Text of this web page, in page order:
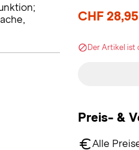
CHF 28,95
Der Artikel ist
Preis- &
Alle